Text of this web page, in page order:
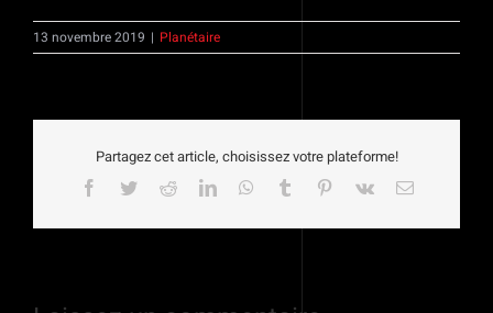
13 novembre 2019 | Planétaire
Partagez cet article, choisissez votre plateforme!
Facebook
TwitterRedditLinkedInWhatsApp
Tumblr Pinterest
Vk Email